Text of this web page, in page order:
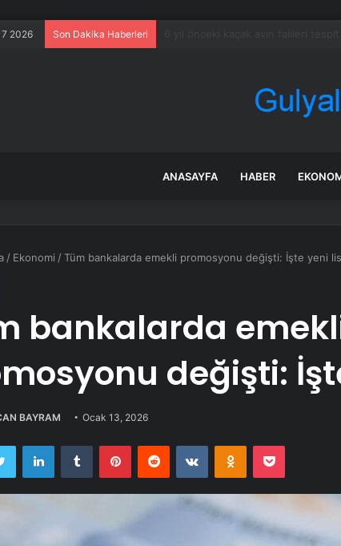
7 2026 Son Dakika Haberleri
ANASAYFA HABER
/ Ekonomi /Tüm bankalarda emekli promosyonu değişti: İşte yeni
bankalarda
değişti:
BAYRAM Ocak 13, 2026
Twitter LinkedInTumblr PinterestReddit VKontakteOdnoklassniki
Pocket